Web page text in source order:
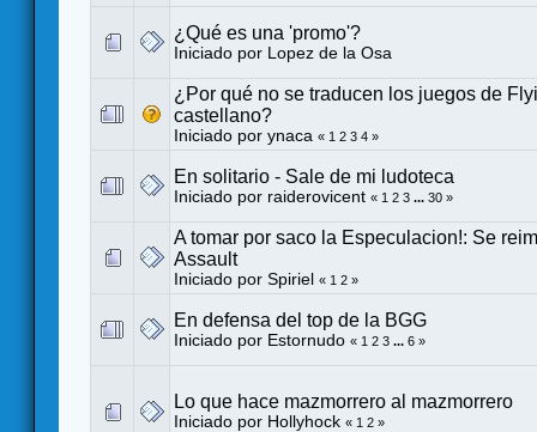
¿Qué es una 'promo'?
Iniciado por Lopez de la Osa
¿Por qué no se traducen los juegos de
castellano?
Iniciado por ynaca « 1 2 3 4 »
En solitario - Sale de mi ludoteca
Iniciado por raiderovicent « 1 2 3 ... 30 »
A tomar por saco la Especulacion!: Se
Assault
Iniciado por Spiriel « 1 2 »
En defensa del top de la BGG
Iniciado por Estornudo « 1 2 3 ... 6 »
Lo que hace mazmorrero al mazmorrero
Iniciado por Hollyhock « 1 2 »